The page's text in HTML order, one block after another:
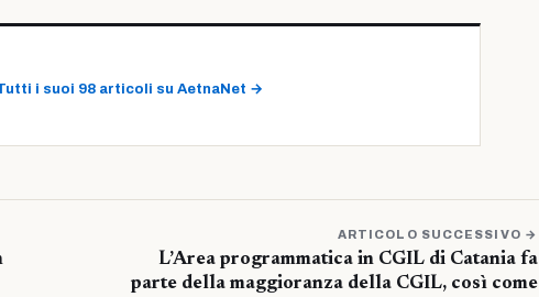
i suoi 98 articoli su AetnaNet →
ARTICOLO SUCCESSIVO →
L’Area programmatica in CGIL di Catania fa
parte della maggioranza della CGIL, così come